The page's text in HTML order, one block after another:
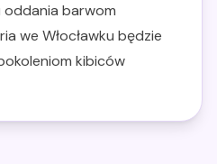
oddania barwom
we Włocławku będzie
kibiców